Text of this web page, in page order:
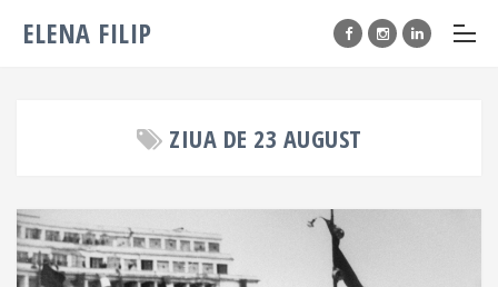
ELENA FILIP
ZIUA DE 23 AUGUST